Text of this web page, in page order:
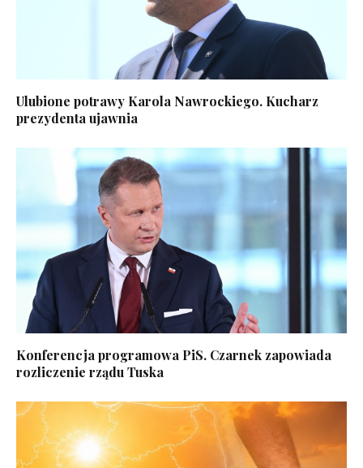
Ulubione potrawy Karola Nawrockiego. Kucharz
prezydenta ujawnia
Konferencja programowa PiS. Czarnek zapowiada
rozliczenie rządu Tuska